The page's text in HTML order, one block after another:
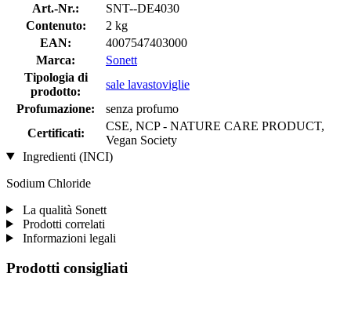
Art.-Nr.:
SNT--DE4030
Contenuto:
2 kg
EAN:
4007547403000
Marca:
Sonett
Tipologia di
prodotto:
sale lavastoviglie
Profumazione:
senza profumo
Certificati:
CSE, NCP - NATURE CARE PRODUCT,
Vegan Society
Ingredienti (INCI)
Sodium Chloride
La qualità Sonett
Prodotti correlati
Informazioni legali
Prodotti consigliati